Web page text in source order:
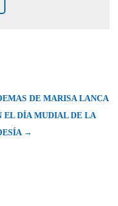
DE MARISA LANCA
EL DÍA MUDIAL DE LA
→